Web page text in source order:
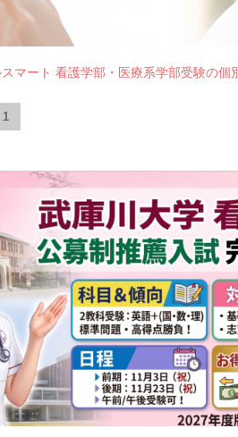
スマート 看護学部・医療系学部受験の個
1